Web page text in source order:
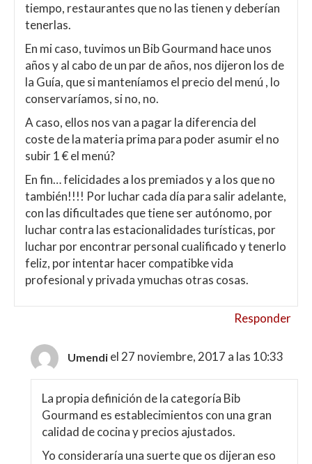
tiempo, restaurantes que no las tienen y deberían
tenerlas.
En mi caso, tuvimos un Bib Gourmand hace unos
años y al cabo de un par de años, nos dijeron los de
la Guía, que si manteníamos el precio del menú , lo
conservaríamos, si no, no.
A caso, ellos nos van a pagar la diferencia del
coste de la materia prima para poder asumir el no
subir 1 € el menú?
En fin… felicidades a los premiados y a los que no
también!!!! Por luchar cada día para salir adelante,
con las dificultades que tiene ser autónomo, por
luchar contra las estacionalidades turísticas, por
luchar por encontrar personal cualificado y tenerlo
feliz, por intentar hacer compatibke vida
profesional y privada ymuchas otras cosas.
Responder
Umendi el 27 noviembre, 2017 a las 10:33
La propia definición de la categoría Bib
Gourmand es establecimientos con una gran
calidad de cocina y precios ajustados.
Yo consideraría una suerte que os dijeran eso